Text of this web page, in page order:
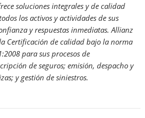
soluciones integrales y de calidad
los activos y actividades de sus
y respuestas inmediatas. Allianz
Certificación de calidad bajo la norma
para sus procesos de
de seguros; emisión, despacho y
y gestión de siniestros.